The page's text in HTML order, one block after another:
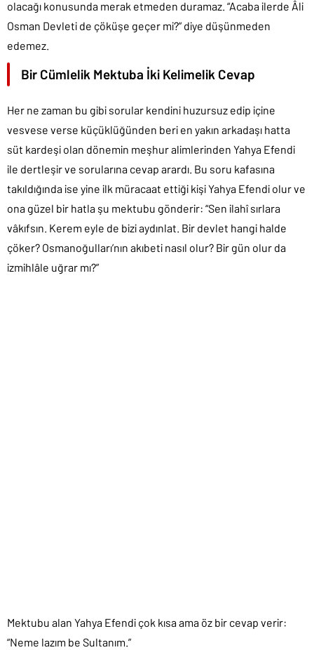
olacağı konusunda merak etmeden duramaz. “Acaba ilerde Âli
Osman Devleti de çöküşe geçer mi?” diye düşünmeden
edemez.
Bir Cümlelik Mektuba İki Kelimelik Cevap
Her ne zaman bu gibi sorular kendini huzursuz edip içine
vesvese verse küçüklüğünden beri en yakın arkadaşı hatta
süt kardeşi olan dönemin meşhur alimlerinden Yahya Efendi
ile dertleşir ve sorularına cevap arardı. Bu soru kafasına
takıldığında ise yine ilk müracaat ettiği kişi Yahya Efendi olur ve
ona güzel bir hatla şu mektubu gönderir: “Sen ilahî sırlara
vâkıfsın. Kerem eyle de bizi aydınlat. Bir devlet hangi halde
çöker? Osmanoğulları’nın akıbeti nasıl olur? Bir gün olur da
izmihlâle uğrar mı?”
Mektubu alan Yahya Efendi çok kısa ama öz bir cevap verir:
“Neme lazım be Sultanım.”